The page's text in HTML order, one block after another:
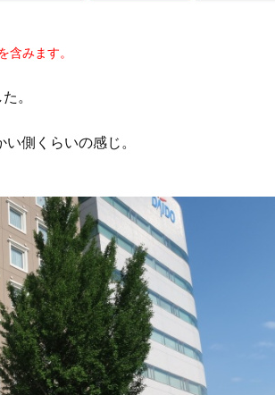
みます。
。
側くらいの感じ。